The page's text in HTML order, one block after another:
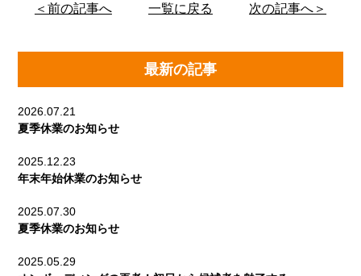
＜前の記事へ 一覧に戻る 次の記事へ＞
最新の記事
2026.07.21
夏季休業のお知らせ
2025.12.23
年末年始休業のお知らせ
2025.07.30
夏季休業のお知らせ
2025.05.29